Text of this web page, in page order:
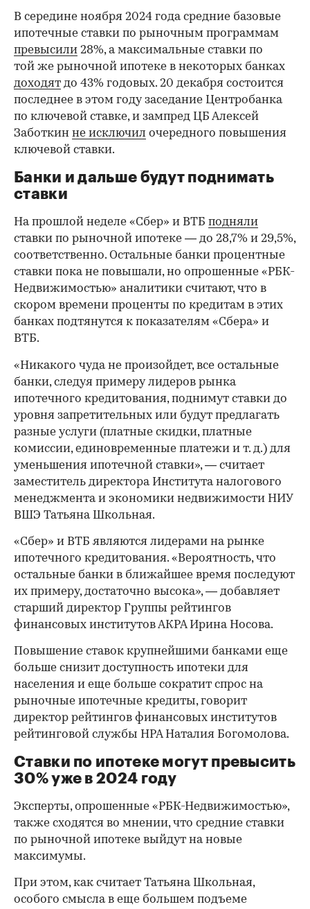
В середине ноября 2024 года средние базовые
ипотечные ставки по рыночным программам
превысили 28%, а максимальные ставки по
той же рыночной ипотеке в некоторых банках
доходят до 43% годовых. 20 декабря состоится
последнее в этом году заседание Центробанка
по ключевой ставке, и зампред ЦБ Алексей
Заботкин не исключил очередного повышения
ключевой ставки.
Банки и дальше будут поднимать
ставки
На прошлой неделе «Сбер» и ВТБ подняли
ставки по рыночной ипотеке — до 28,7% и 29,5%,
соответственно. Остальные банки процентные
ставки пока не повышали, но опрошенные «РБК-
Недвижимостью» аналитики считают, что в
скором времени проценты по кредитам в этих
банках подтянутся к показателям «Сбера» и
ВТБ.
«Никакого чуда не произойдет, все остальные
банки, следуя примеру лидеров рынка
ипотечного кредитования, поднимут ставки до
уровня запретительных или будут предлагать
разные услуги (платные скидки, платные
комиссии, единовременные платежи и т. д.) для
уменьшения ипотечной ставки», — считает
заместитель директора Института налогового
менеджмента и экономики недвижимости НИУ
ВШЭ Татьяна Школьная.
«Сбер» и ВТБ являются лидерами на рынке
ипотечного кредитования. «Вероятность, что
остальные банки в ближайшее время последуют
их примеру, достаточно высока», — добавляет
старший директор Группы рейтингов
финансовых институтов АКРА Ирина Носова.
Повышение ставок крупнейшими банками еще
больше снизит доступность ипотеки для
населения и еще больше сократит спрос на
рыночные ипотечные кредиты, говорит
директор рейтингов финансовых институтов
рейтинговой службы НРА Наталия Богомолова.
Ставки по ипотеке могут превысить
30% уже в 2024 году
Эксперты, опрошенные «РБК-Недвижимостью»,
также сходятся во мнении, что средние ставки
по рыночной ипотеке выйдут на новые
максимумы.
При этом, как считает Татьяна Школьная,
особого смысла в еще большем подъеме